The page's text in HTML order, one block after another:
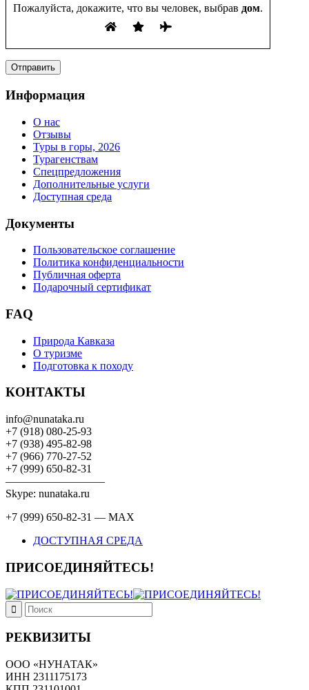
Пожалуйста, докажите, что вы человек, выбрав дом.
Информация
О нас
Отзывы
Туры в горы, 2026
Турагенствам
Спецпредложения
Дополнительные услуги
Доступная среда
Документы
Пользовательское соглашение
Политика конфиденциальности
Публичная оферта
Подарочный сертификат
FAQ
Природа Кавказа
О туризме
Подготовка к походу
КОНТАКТЫ
info@nunataka.ru
+7 (918) 080-25-93
+7 (938) 495-82-98
+7 (966) 770-27-52
+7 (999) 650-82-31
—————————
Skype: nunataka.ru
+7 (999) 650-82-31 — MAX
ДОСТУПНАЯ СРЕДА
ПРИСОЕДИНЯЙТЕСЬ!
РЕКВИЗИТЫ
ООО «НУНАТАК»
ИНН 2311175173